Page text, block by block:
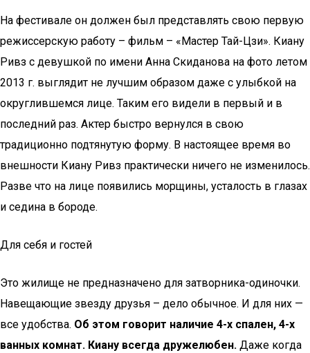
На фестивале он должен был представлять свою первую
режиссерскую работу – фильм – «Мастер Тай-Цзи». Киану
Ривз с девушкой по имени Анна Скиданова на фото летом
2013 г. выглядит не лучшим образом даже с улыбкой на
округлившемся лице. Таким его видели в первый и в
последний раз. Актер быстро вернулся в свою
традиционно подтянутую форму. В настоящее время во
внешности Киану Ривз практически ничего не изменилось.
Разве что на лице появились морщины, усталость в глазах
и седина в бороде.
Для себя и гостей
Это жилище не предназначено для затворника-одиночки.
Навещающие звезду друзья – дело обычное. И для них —
все удобства. Об этом говорит наличие 4-х спален, 4-х
ванных комнат. Киану всегда дружелюбен. Даже когда